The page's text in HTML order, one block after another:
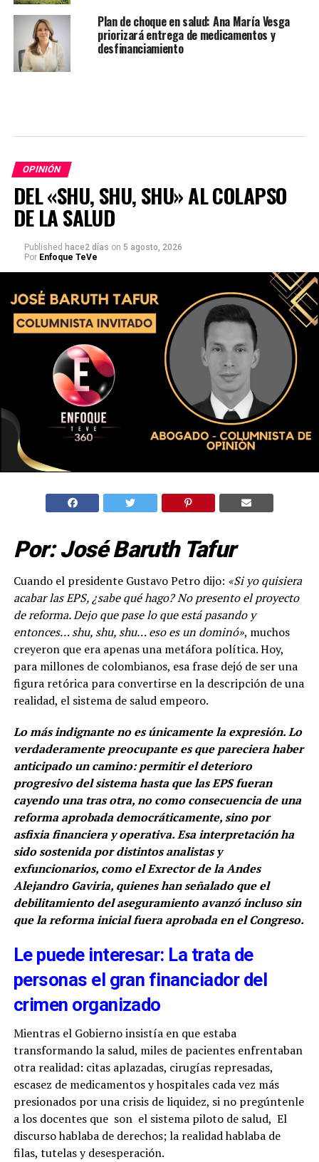
Plan de choque en salud: Ana María Vesga
priorizará entrega de medicamentos y
desfinanciamiento
OPINIÓN
DEL «SHU, SHU, SHU» AL COLAPSO
DE LA SALUD
Published hace2 días on 5 agosto, 2026
Por Enfoque TeVe
Por: José Baruth Tafur
Cuando el presidente Gustavo Petro dijo: «Si yo quisiera
acabar las EPS, ¿sabe qué hago? No presento el proyecto
de reforma. Dejo que pase lo que está pasando y
entonces… shu, shu, shu… eso es un dominó», muchos
creyeron que era apenas una metáfora política. Hoy,
para millones de colombianos, esa frase dejó de ser una
figura retórica para convertirse en la descripción de una
realidad, el sistema de salud empeoro.
Lo más indignante no es únicamente la expresión. Lo
verdaderamente preocupante es que pareciera haber
anticipado un camino: permitir el deterioro
progresivo del sistema hasta que las EPS fueran
cayendo una tras otra, no como consecuencia de una
reforma aprobada democráticamente, sino por
asfixia financiera y operativa. Esa interpretación ha
sido sostenida por distintos analistas y
exfuncionarios, como el Exrector de la Andes
Alejandro Gaviria, quienes han señalado que el
debilitamiento del aseguramiento avanzó incluso sin
que la reforma inicial fuera aprobada en el Congreso.
Le puede interesar: La trata de
personas el gran financiador del
crimen organizado
Mientras el Gobierno insistía en que estaba
transformando la salud, miles de pacientes enfrentaban
otra realidad: citas aplazadas, cirugías represadas,
escasez de medicamentos y hospitales cada vez más
presionados por una crisis de liquidez, si no pregúntenle
a los docentes que son el sistema piloto de salud, El
discurso hablaba de derechos; la realidad hablaba de
filas, tutelas y desesperación.